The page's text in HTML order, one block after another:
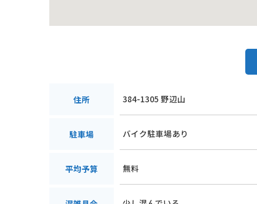
住所 384-1305 野辺山
駐車場 バイク駐車場あり
平均予算 無料